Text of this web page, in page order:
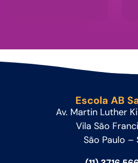
Escola AB
Av. Martin Luther
Vila São
São Paulo –